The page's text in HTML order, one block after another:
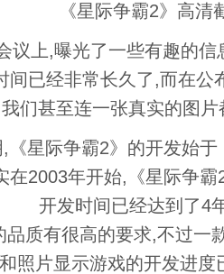
《星际争霸2》高清
议上,曝光了一些有趣的
间已经非常长久了,而在
们甚至连一张真实的图
《星际争霸2》的开发始
在2003年开始,《星际争
开发时间已经达到了4
品质有很高的要求,不过一
照片显示游戏的开发进